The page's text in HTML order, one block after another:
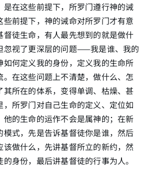
是在这些前提下，所罗门遵行神的诫
些前提下，神的诫命对所罗门才有意
督徒生命，有人最先想到的就是做什
忽视了更深层的问题——我是谁、我的
如何定义我的身份，定义我的生命所
。在这些问题上不清楚，做什么、怎
其所在的体系，变得单调、枯燥、甚
，所罗门对自己生命的定义、定位如
他的生命的运作不会是属神的；在新
模式，先是告诉基督徒你是谁，然后
该做什么，先讲基督所立的新约，然
身份，最后讲基督徒的行事为人。